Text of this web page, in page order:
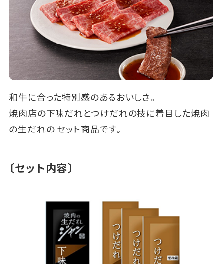
和牛に合った特別感のあるおいしさ。
焼肉店の下味だれとつけだれの技に着目した焼肉
の生だれの セット商品です。
〔セット内容〕